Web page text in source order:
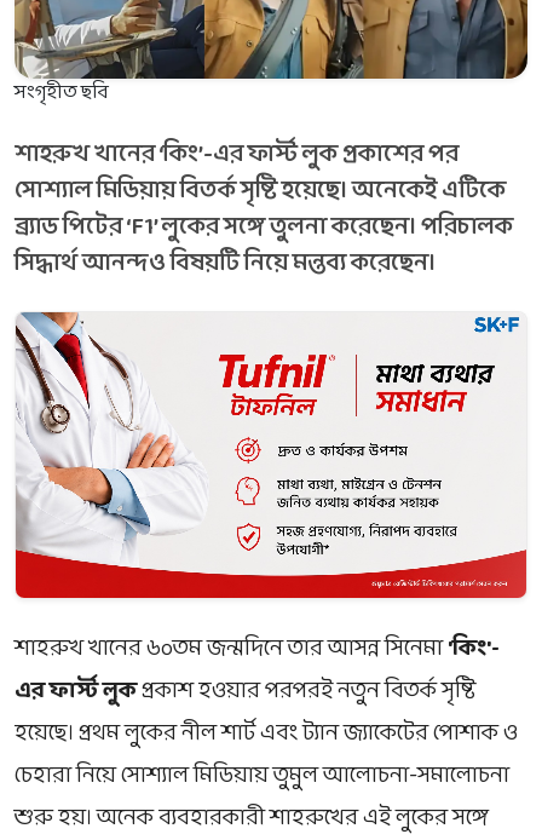
সংগৃহীত ছবি
শাহরুখ খানের ‘কিং’-এর ফার্স্ট লুক প্রকাশের পর
সোশ্যাল মিডিয়ায় বিতর্ক সৃষ্টি হয়েছে। অনেকেই এটিকে
ব্র্যাড পিটের ‘F1’ লুকের সঙ্গে তুলনা করেছেন। পরিচালক
সিদ্ধার্থ আনন্দও বিষয়টি নিয়ে মন্তব্য করেছেন।
শাহরুখ খানের ৬০তম জন্মদিনে তার আসন্ন সিনেমা'কিং'-
এর ফার্স্ট লুকপ্রকাশ হওয়ার পরপরই নতুন বিতর্ক সৃষ্টি
হয়েছে। প্রথম লুকের নীল শার্ট এবং ট্যান জ্যাকেটের পোশাক ও
চেহারা নিয়ে সোশ্যাল মিডিয়ায় তুমুল আলোচনা-সমালোচনা
শুরু হয়। অনেক ব্যবহারকারী শাহরুখের এই লুকের সঙ্গে